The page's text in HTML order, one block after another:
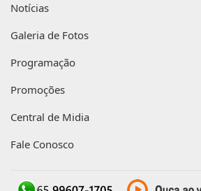
Notícias
Galeria de Fotos
Programação
Promoções
Central de Midia
Fale Conosco